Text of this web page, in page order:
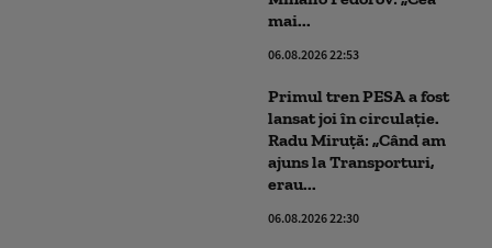
mai...
06.08.2026 22:53
Primul tren PESA a fost
lansat joi în circulație.
Radu Miruță: „Când am
ajuns la Transporturi,
erau...
06.08.2026 22:30